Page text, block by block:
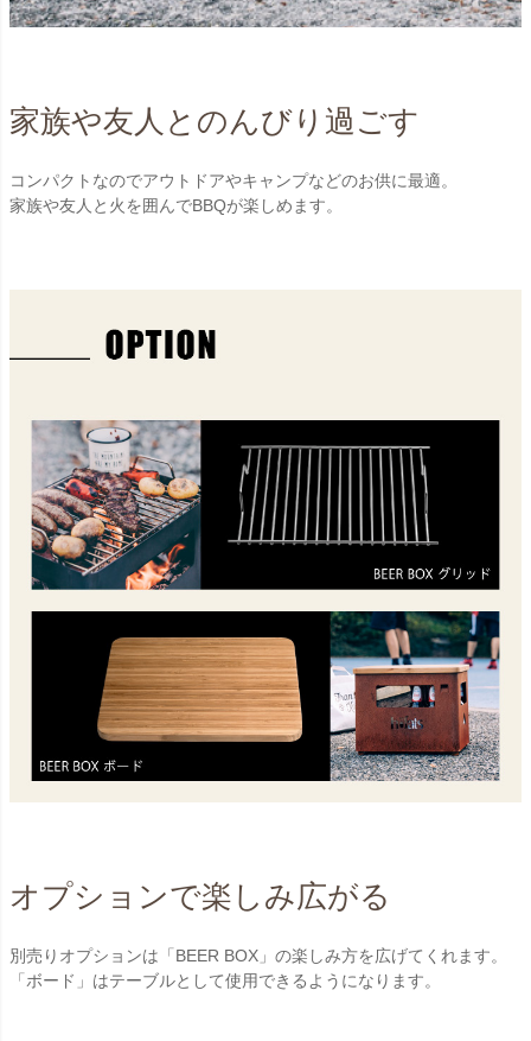
家族や友人とのんびり過ごす
コンパクトなのでアウトドアやキャンプなどのお供に最適。
家族や友人と火を囲んでBBQが楽しめます。
オプションで楽しみ広がる
別売りオプションは「BEER BOX」の楽しみ方を広げてくれます。
「ボード」はテーブルとして使用できるようになります。